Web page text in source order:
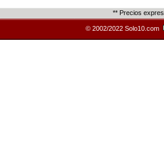
** Precios
© 2002/2022 Solo10.com